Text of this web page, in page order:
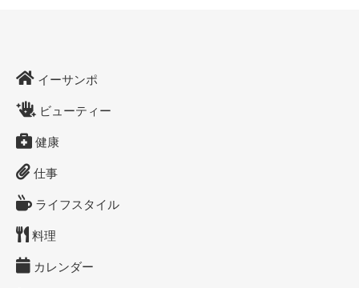
イーサンポ
ビューティー
健康
仕事
ライフスタイル
料理
カレンダー